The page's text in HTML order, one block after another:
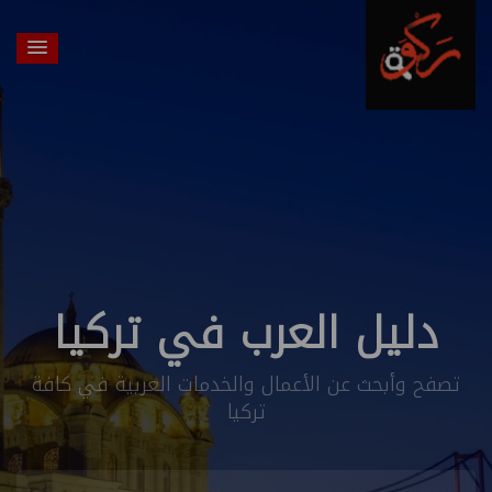
دليل العرب في تركيا
تصفح وأبحث عن الأعمال والخدمات العربية في كافة
تركيا